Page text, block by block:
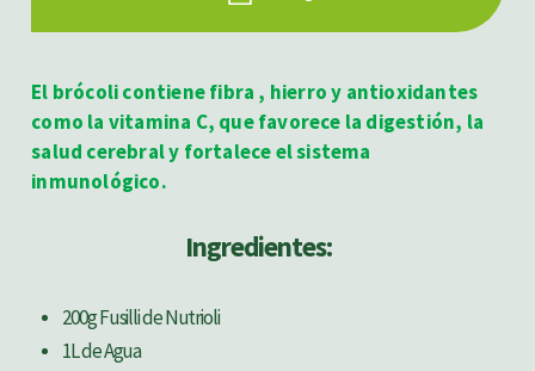
El brócoli contiene fibra , hierro y antioxidantes
como la vitamina C, que favorece la digestión, la
salud cerebral y fortalece el sistema
inmunológico.
Ingredientes:
200g Fusilli de Nutrioli
1L de Agua